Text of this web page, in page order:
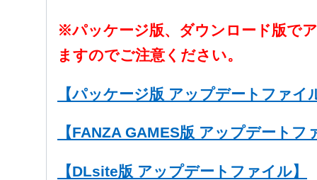
※パッケージ版、ダウンロード版で
ますのでご注意ください。
【パッケージ版 アップデートファイ
【FANZA GAMES版 アップデートフ
【DLsite版 アップデートファイル】